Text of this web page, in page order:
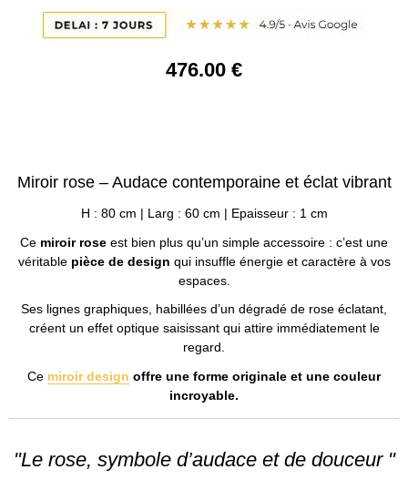
476.00 €
Miroir rose – Audace contemporaine et éclat vibrant
H : 80 cm | Larg : 60 cm | Epaisseur : 1 cm
Ce miroir rose est bien plus qu’un simple accessoire : c’est une
véritable pièce de design qui insuffle énergie et caractère à vos
espaces.
Ses lignes graphiques, habillées d’un dégradé de rose éclatant,
créent un effet optique saisissant qui attire immédiatement le
regard.
Ce miroir design offre une forme originale et une couleur
incroyable.
"Le rose, symbole d’audace et de douceur "